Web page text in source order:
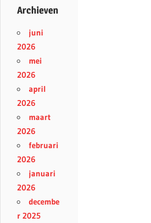
Archieven
juni
2026
mei
2026
april
2026
maart
2026
februari
2026
januari
2026
decembe
r 2025